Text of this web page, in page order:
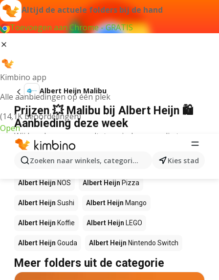
Altijd de actuele folders bij de hand
Toevoegen aan Chrome - GRATIS
Kimbino app
Alle aanbiedingen op één plek
(14,1K beoordelingen)
Open
Zoeken naar winkels, categorieën, producten...
Kies stad
Albert Heijn Malibu
Prijzen 💥 Malibu bij Albert Heijn 🛍️
Aanbieding deze week
Wij konden geen resultaten vinden voor die term.
Andere producten in winkels Albert
Heijn
Albert Heijn NOS Albert Heijn Pizza
Albert Heijn Sushi Albert Heijn Mango
Albert Heijn Koffie Albert Heijn LEGO
Albert Heijn Gouda Albert Heijn Nintendo Switch
Meer folders uit de categorie